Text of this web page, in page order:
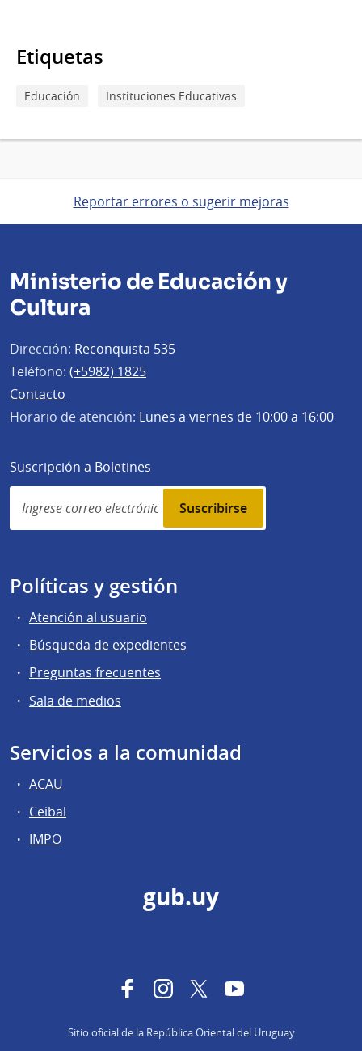
Etiquetas
Educación Instituciones Educativas
Reportar errores o sugerir mejoras
Ministerio de Educación y
Cultura
Dirección: Reconquista 535
Teléfono: (+5982) 1825
Contacto
Horario de atención: Lunes a viernes de 10:00 a 16:00
Suscripción a Boletines
Simplenews
subscription
Políticas y gestión
Atención al usuario
Búsqueda de expedientes
Preguntas frecuentes
Sala de medios
Servicios a la comunidad
ACAU
Ceibal
IMPO
gub.uy
FacebookInstagram
TwitterYouTube
Sitio oficial de la República Oriental del Uruguay